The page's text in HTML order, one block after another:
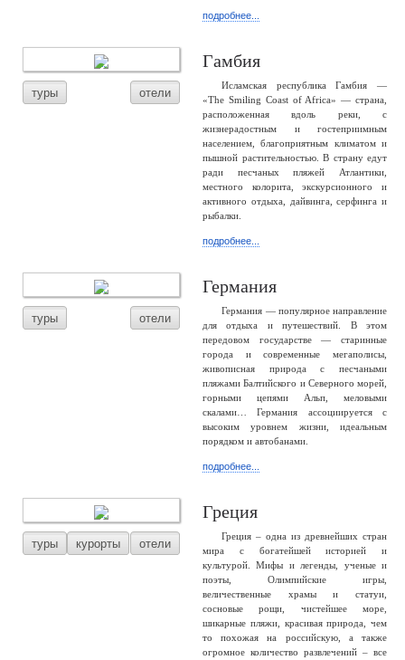
подробнее...
туры отели
Гамбия
Исламская республика Гамбия —
«The Smiling Coast of Africa» — страна,
расположенная вдоль реки, с
жизнерадостным и гостеприимным
населением, благоприятным климатом и
пышной растительностью. В страну едут
ради песчаных пляжей Атлантики,
местного колорита, экскурсионного и
активного отдыха, дайвинга, серфинга и
рыбалки.
подробнее...
туры отели
Германия
Германия — популярное направление
для отдыха и путешествий. В этом
передовом государстве — старинные
города и современные мегаполисы,
живописная природа с песчаными
пляжами Балтийского и Северного морей,
горными цепями Альп, меловыми
скалами… Германия ассоциируется с
высоким уровнем жизни, идеальным
порядком и автобанами.
подробнее...
туры курорты отели
Греция
Греция – одна из древнейших стран
мира с богатейшей историей и
культурой. Мифы и легенды, ученые и
поэты, Олимпийские игры,
величественные храмы и статуи,
сосновые рощи, чистейшее море,
шикарные пляжи, красивая природа, чем
то похожая на российскую, а также
огромное количество развлечений – все